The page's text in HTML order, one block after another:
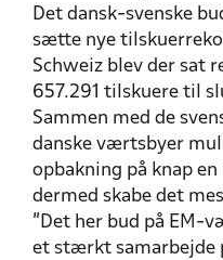
Det dansk-svenske
sætte nye
Schweiz blev der sat
657.291 tilskuere til
Sammen med de
danske værtsbyer
opbakning på knap
dermed skabe det
”Det her bud på EM-
et stærkt samarbejde